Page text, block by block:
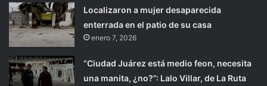
Localizaron a mujer desaparecida
enterrada en el patio de su casa
enero 7, 2026
“Ciudad Juárez está medio feon, necesita
una manita, ¿no?”: Lalo Villar, de La Ruta